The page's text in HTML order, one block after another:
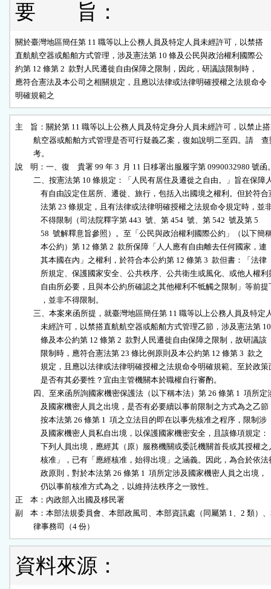
要 旨：
關於臺灣地區簡任第 11 職等以上公務人員及特定人員未經許可，以禁搭
直航航空器或船舶方式管理，涉及憲法第 10 條及公民與政治權利國際公
約第 12 條第 2  款對人民遷徙自由保障之限制，因此，研議該限制時，
應符合憲法及本公司之相關規定，且應以法律或法律明確授權之法規命令
明確規範之
主    旨：關於第 11 職等以上公務人員及特定身分人員未經許可，以禁止
航空器或船舶方式管理是否可行疑義乙案，復如說明二至四。請　
          考。
說    明：一、復　貴署 99 年 3  月 11 日移署出服履字第 0990032980 號函
二、按憲法第 10 條規定：「人民有居住及遷徙之自由。」旨在保障
有自由設定住居所、遷徙、旅行，包括入出國境之權利。但於符合
法第 23 條規定，且有法律或法律明確授權之法規命令規定時，並
              不得限制（司法院釋字第 443  號、第 454  號、第 542  號及第 5
58  號解釋意旨參照）。至「公民與政治權利國際公約」（以下簡
              本公約）第 12 條第 2  款所保障「人人應有自由離去任何國家，連
              其本國在內」之權利，於符合本公約第 12 條第 3  款但書：「法律
所規定、保護國家安全、公共秩序、公共衛生或風化、或他人權利
自由所必要，且與本公約所確認之其他權利不牴觸之限制」等前提
              ，並非不得限制。
三、本案來函所提，就臺灣地區簡任第 11 職等以上公務人員及特定
              未經許可，以禁搭直航航空器或船舶方式管理乙節，涉及憲法第 10
              條及本公約第 12 條第 2  款對人民遷徙自由保障之限制，故研議該
              限制時，應符合憲法第 23 條比例原則及本公約第 12 條第 3  款之
規定，且應以法律或法律明確授權之法規命令明確規範。至於政策
              是否有其必要性？宜由主管機關本於職權自行審酌。
四、至來函所詢國家機密保護法（以下稱本法）第 26 條第 1  項所定
及國家機密人員之出境，是否有必要續以事前限制之方式為之乙節
              按本法第 26 條第 1  項之立法目的即在以事先核准之程序，限制涉
及國家機密人員私自出境，以保護國家機密安全，且該條項規定：
下列人員出境，應經其（原）服務機關或委託機關首長或其授權之
核准」，已有「應經核准，始得出境」之涵義。因此，為合於依法
              政原則，對於本法第 26 條第 1  項所定涉及國家機密人員之出境，
              仍以事前核准方式為之，以維持法秩序之一致性。
正    本：內政部入出國及移民署
副    本：本部法規委員會、本部政風司、本部資訊處（同屬第 1、2 類）
          律事務司（4 份）
資料來源：